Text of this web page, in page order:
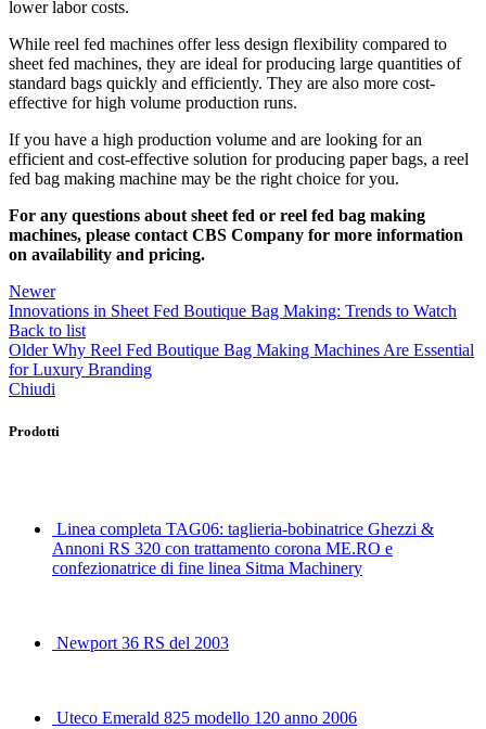
lower labor costs.
While reel fed machines offer less design flexibility compared to
sheet fed machines, they are ideal for producing large quantities of
standard bags quickly and efficiently. They are also more cost-
effective for high volume production runs.
If you have a high production volume and are looking for an
efficient and cost-effective solution for producing paper bags, a reel
fed bag making machine may be the right choice for you.
For any questions about sheet fed or reel fed bag making
machines, please contact CBS Company for more information
on availability and pricing.
Newer
Innovations in Sheet Fed Boutique Bag Making: Trends to Watch
Back to list
Older Why Reel Fed Boutique Bag Making Machines Are Essential
for Luxury Branding
Chiudi
Prodotti
Linea completa TAG06: taglieria-bobinatrice Ghezzi &
Annoni RS 320 con trattamento corona ME.RO e
confezionatrice di fine linea Sitma Machinery
Newport 36 RS del 2003
Uteco Emerald 825 modello 120 anno 2006